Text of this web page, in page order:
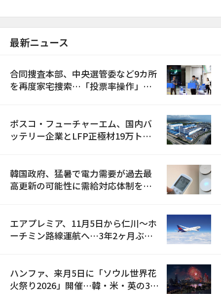
最新ニュース
合同捜査本部、中央選管委など9カ所
を再度家宅捜索…「投票率操作」の
ポスコ・フューチャーエム、国内バ
ッテリー企業とLFP正極材19万トン
韓国政府、猛暑で電力需要が過去最
高更新の可能性に需給対応体制を点
エアプレミア、11月5日から仁川〜ホ
ーチミン路線運航へ…3年2ヶ月ぶり
ハンファ、来月5日に「ソウル世界花
火祭り2026」開催…韓・米・英の3カ